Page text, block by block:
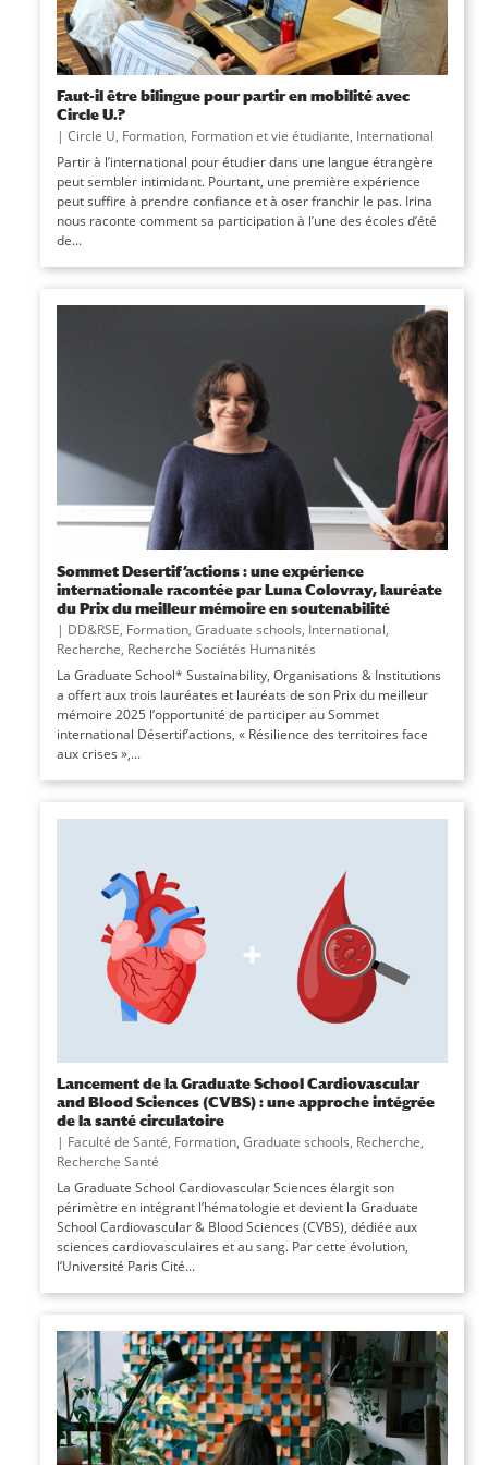
Faut-il être bilingue pour partir en mobilité avec
Circle U.?
| Circle U, Formation, Formation et vie étudiante, International
Partir à l’international pour étudier dans une langue étrangère
peut sembler intimidant. Pourtant, une première expérience
peut suffire à prendre confiance et à oser franchir le pas. Irina
nous raconte comment sa participation à l’une des écoles d’été
de...
Sommet Desertif’actions : une expérience
internationale racontée par Luna Colovray, lauréate
du Prix du meilleur mémoire en soutenabilité
| DD&RSE, Formation, Graduate schools, International,
Recherche, Recherche Sociétés Humanités
La Graduate School* Sustainability, Organisations & Institutions
a offert aux trois lauréates et lauréats de son Prix du meilleur
mémoire 2025 l’opportunité de participer au Sommet
international Désertif’actions, « Résilience des territoires face
aux crises »,...
Lancement de la Graduate School Cardiovascular
and Blood Sciences (CVBS) : une approche intégrée
de la santé circulatoire
| Faculté de Santé, Formation, Graduate schools, Recherche,
Recherche Santé
La Graduate School Cardiovascular Sciences élargit son
périmètre en intégrant l’hématologie et devient la Graduate
School Cardiovascular & Blood Sciences (CVBS), dédiée aux
sciences cardiovasculaires et au sang. Par cette évolution,
l’Université Paris Cité...